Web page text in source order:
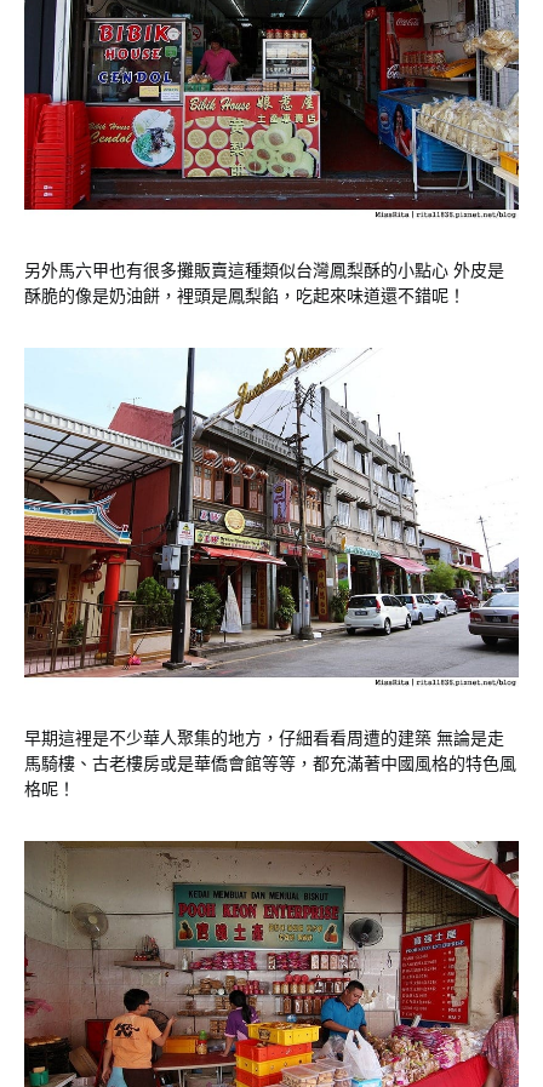
另外馬六甲也有很多攤販賣這種類似台灣鳳梨酥的小點心 外皮是
酥脆的像是奶油餅，裡頭是鳳梨餡，吃起來味道還不錯呢！
早期這裡是不少華人聚集的地方，仔細看看周遭的建築 無論是走
馬騎樓、古老樓房或是華僑會館等等，都充滿著中國風格的特色風
格呢！